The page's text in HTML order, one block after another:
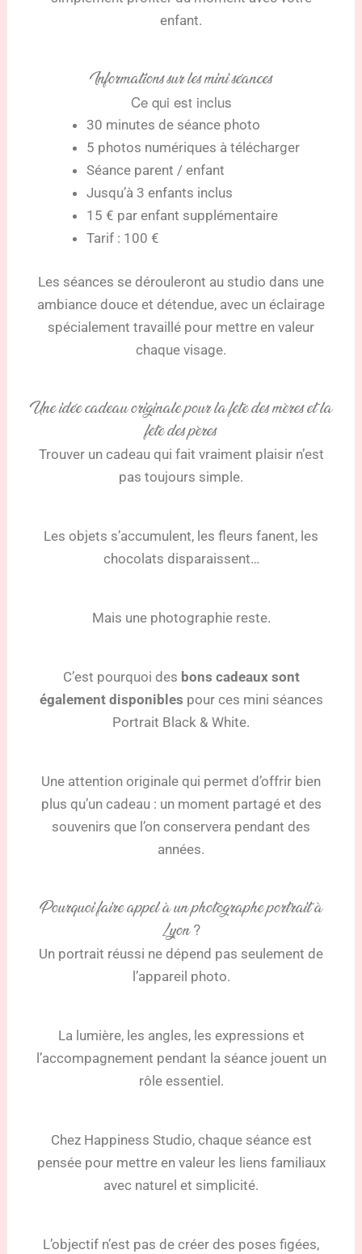
enfant.
Informations sur les mini séances
Ce qui est inclus
30 minutes de séance photo
5 photos numériques à télécharger
Séance parent / enfant
Jusqu’à 3 enfants inclus
15 € par enfant supplémentaire
Tarif : 100 €
Les séances se dérouleront au studio dans une
ambiance douce et détendue, avec un éclairage
spécialement travaillé pour mettre en valeur
chaque visage.
Une idée cadeau originale pour la fête des mères et la
fête des pères
Trouver un cadeau qui fait vraiment plaisir n’est
pas toujours simple.
Les objets s’accumulent, les fleurs fanent, les
chocolats disparaissent…
Mais une photographie reste.
C’est pourquoi des bons cadeaux sont
également disponibles pour ces mini séances
Portrait Black & White.
Une attention originale qui permet d’offrir bien
plus qu’un cadeau : un moment partagé et des
souvenirs que l’on conservera pendant des
années.
Pourquoi faire appel à un photographe portrait à
Lyon ?
Un portrait réussi ne dépend pas seulement de
l’appareil photo.
La lumière, les angles, les expressions et
l’accompagnement pendant la séance jouent un
rôle essentiel.
Chez Happiness Studio, chaque séance est
pensée pour mettre en valeur les liens familiaux
avec naturel et simplicité.
L’objectif n’est pas de créer des poses figées,